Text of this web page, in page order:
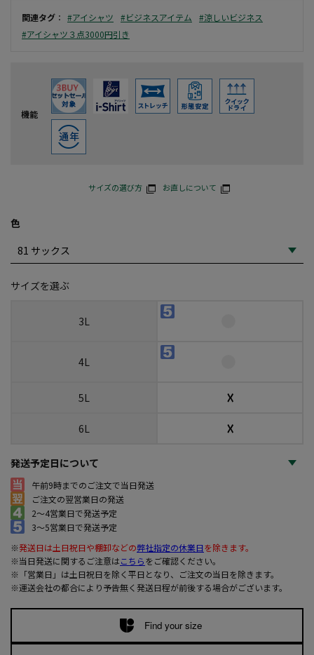
関連タグ ： #アイシャツ #ビジネスアイテム
#涼しいビジネス
#アイシャツ３点3000円引き
機能
サイズの選び方 お直しについて
色
サイズを選ぶ
3L
4L
5L ☓
6L ☓
発送予定日について
午前9時までのご注文で当日発送
ご注文の翌営業日の発送
2～4営業日で発送予定
3～5営業日で発送予定
※発送日は土日祝日や棚卸などの弊社指定の休業日を除きます。
※当日発送に関するご注意はこちらをご確認ください。
※「営業日」は土日祝日を除く平日となり、ご注文の当日を除きます。
※運送会社の都合により予告無く発送日程が前後する場合がございます。
Find your size